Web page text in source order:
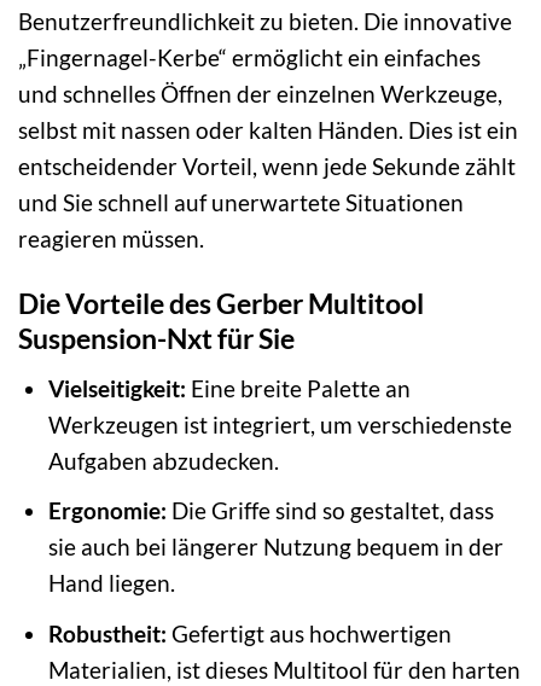
Benutzerfreundlichkeit zu bieten. Die innovative
„Fingernagel-Kerbe“ ermöglicht ein einfaches
und schnelles Öffnen der einzelnen Werkzeuge,
selbst mit nassen oder kalten Händen. Dies ist ein
entscheidender Vorteil, wenn jede Sekunde zählt
und Sie schnell auf unerwartete Situationen
reagieren müssen.
Die Vorteile des Gerber Multitool
Suspension-Nxt für Sie
Vielseitigkeit: Eine breite Palette an
Werkzeugen ist integriert, um verschiedenste
Aufgaben abzudecken.
Ergonomie: Die Griffe sind so gestaltet, dass
sie auch bei längerer Nutzung bequem in der
Hand liegen.
Robustheit: Gefertigt aus hochwertigen
Materialien, ist dieses Multitool für den harten